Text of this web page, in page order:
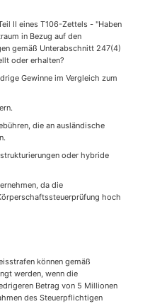
II eines T106-Zettels - "Haben
in Bezug auf den
gemäß Unterabschnitt 247(4)
oder erhalten?
Gewinne im Vergleich zum
die an ausländische
oder hybride
da die
hoch
können gemäß
werden, wenn die
Betrag von 5 Millionen
des Steuerpflichtigen